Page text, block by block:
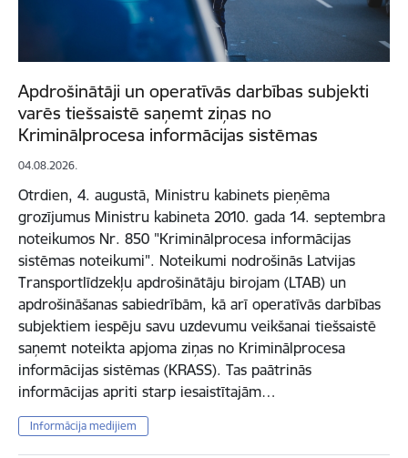
Apdrošinātāji un operatīvās darbības subjekti
varēs tiešsaistē saņemt ziņas no
Kriminālprocesa informācijas sistēmas
04.08.2026.
Otrdien, 4. augustā, Ministru kabinets pieņēma
grozījumus Ministru kabineta 2010. gada 14. septembra
noteikumos Nr. 850 "Kriminālprocesa informācijas
sistēmas noteikumi". Noteikumi nodrošinās Latvijas
Transportlīdzekļu apdrošinātāju birojam (LTAB) un
apdrošināšanas sabiedrībām, kā arī operatīvās darbības
subjektiem iespēju savu uzdevumu veikšanai tiešsaistē
saņemt noteikta apjoma ziņas no Kriminālprocesa
informācijas sistēmas (KRASS). Tas paātrinās
informācijas apriti starp iesaistītajām…
Informācija medijiem